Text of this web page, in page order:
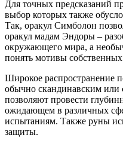
Для точных предсказаний
выбор которых также
Так, оракул Симболон
оракул мадам Эндоры –
окружающего мира, а
понять мотивы
Широкое распространение
обычно скандинавским или
позволяют провести
ожидающем в различных
испытаниям. Также руны
защиты.